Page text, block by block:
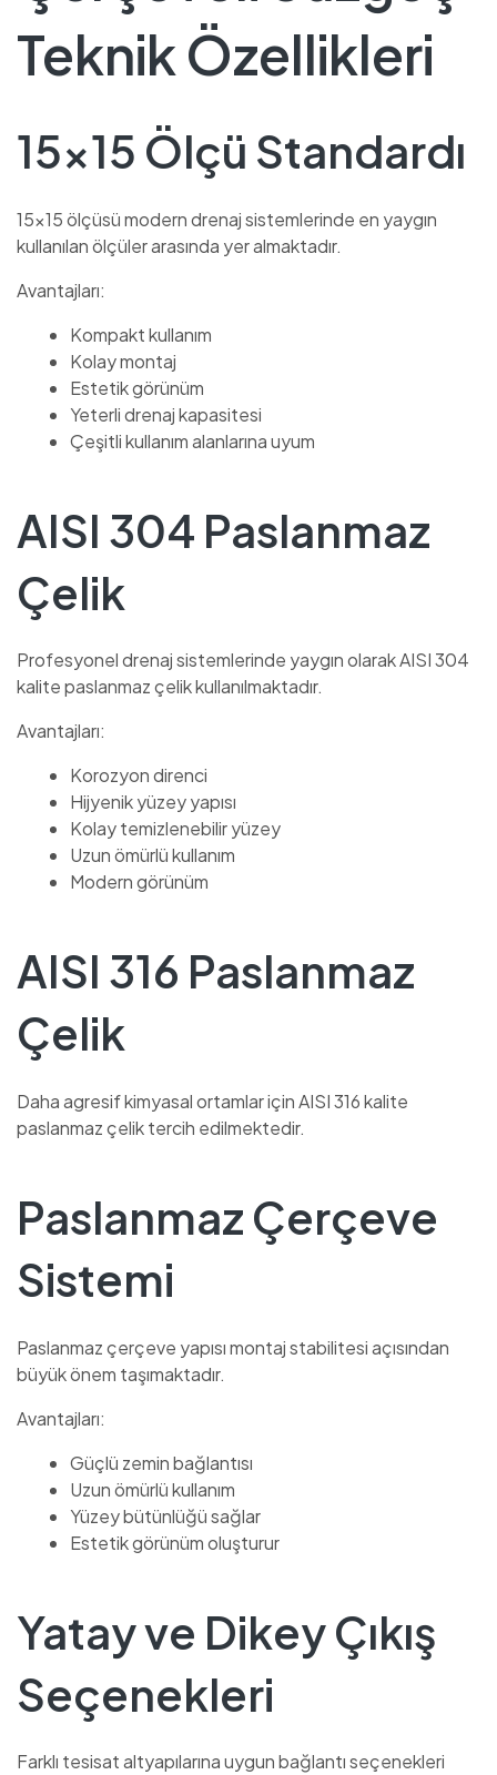
Teknik Özellikleri
15×15 Ölçü Standardı
15×15 ölçüsü modern drenaj sistemlerinde en yaygın
kullanılan ölçüler arasında yer almaktadır.
Avantajları:
Kompakt kullanım
Kolay montaj
Estetik görünüm
Yeterli drenaj kapasitesi
Çeşitli kullanım alanlarına uyum
AISI 304 Paslanmaz
Çelik
Profesyonel drenaj sistemlerinde yaygın olarak AISI 304
kalite paslanmaz çelik kullanılmaktadır.
Avantajları:
Korozyon direnci
Hijyenik yüzey yapısı
Kolay temizlenebilir yüzey
Uzun ömürlü kullanım
Modern görünüm
AISI 316 Paslanmaz
Çelik
Daha agresif kimyasal ortamlar için AISI 316 kalite
paslanmaz çelik tercih edilmektedir.
Paslanmaz Çerçeve
Sistemi
Paslanmaz çerçeve yapısı montaj stabilitesi açısından
büyük önem taşımaktadır.
Avantajları:
Güçlü zemin bağlantısı
Uzun ömürlü kullanım
Yüzey bütünlüğü sağlar
Estetik görünüm oluşturur
Yatay ve Dikey Çıkış
Seçenekleri
Farklı tesisat altyapılarına uygun bağlantı seçenekleri